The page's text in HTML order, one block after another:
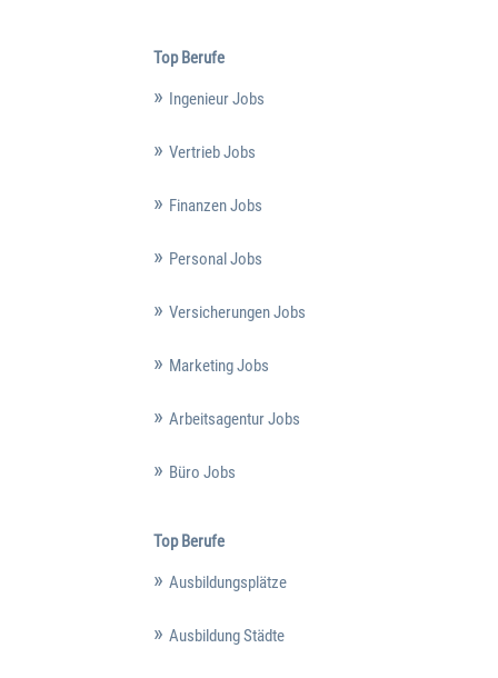
Top Berufe
Ingenieur Jobs
Vertrieb Jobs
Finanzen Jobs
Personal Jobs
Versicherungen Jobs
Marketing Jobs
Arbeitsagentur Jobs
Büro Jobs
Top Berufe
Ausbildungsplätze
Ausbildung Städte